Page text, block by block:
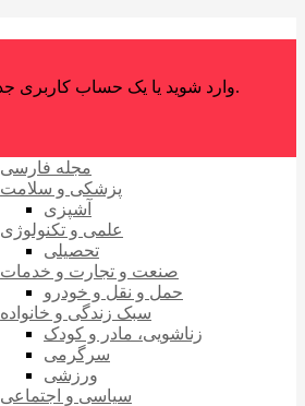
وارد شوید یا یک حساب کاربری جدید ایجاد کنید.
مجله فارسی
پزشکی و سلامت
آشپزی
علمی و تکنولوژی
تحصیلی
صنعت و تجارت و خدمات
حمل و نقل و خودرو
سبک زندگی و خانواده
زناشویی، مادر و کودک
سرگرمی
ورزشی
سیاسی و اجتماعی